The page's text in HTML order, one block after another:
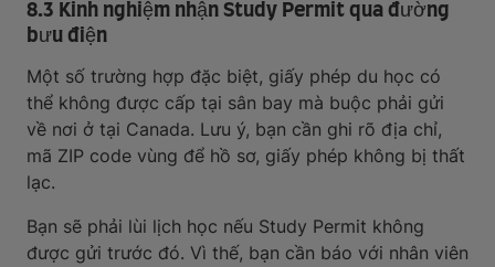
8.3 Kinh nghiệm nhận Study Permit qua đường
bưu điện
Một số trường hợp đặc biệt, giấy phép du học có
thể không được cấp tại sân bay mà buộc phải gửi
về nơi ở tại Canada. Lưu ý, bạn cần ghi rõ địa chỉ,
mã ZIP code vùng để hồ sơ, giấy phép không bị thất
lạc.
Bạn sẽ phải lùi lịch học nếu Study Permit không
được gửi trước đó. Vì thế, bạn cần báo với nhân viên